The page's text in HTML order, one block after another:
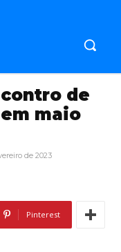
de
maio
de 2023
Pinterest